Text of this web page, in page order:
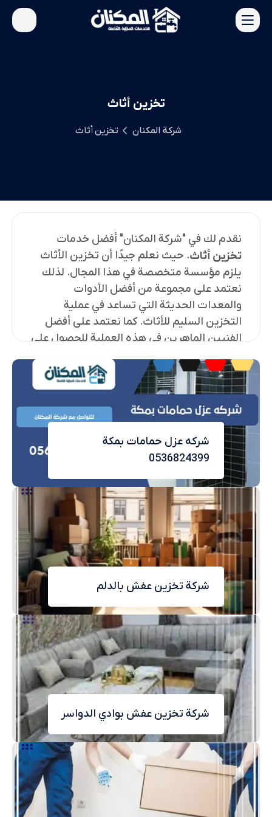
تخزين أثاث
شركة المكنان تخزين أثاث
نقدم لك في "شركة المكنان" أفضل خدمات
تخزين أثاث. حيث نعلم جيدًا أن تخزين الأثاث
يلزم مؤسسة متخصصة في هذا المجال. لذلك
نعتمد على مجموعة من أفضل الأدوات
والمعدات الحديثة التي تساعد في عملية
التخزين السليم للأثاث. كما نعتمد على أفضل
الفنيين الماهرين في هذه العملية للحصول على
رقمنا الأتي 0565367265 للحصول على أفضل
خدمات بأعلى جودة.
تخزين أثاث بالمملكة
نعتبر في "شركة المكنان" الأفضل في المتخصصة
في مجال تخزين الأثاث بالمملكة العربية
السعودية. حيث نقدم خدمات تخزين الأثاث
الموثوقة والموجهة نحو تلبية احتياجاتك بشكل
مثالي. كما نوفر بتوفير بيئة تخزين آمنة ومؤمنة
للأثاث الخاص بنا التي تتضمن خدماتنا التخزين
في مستودعات مجهزة بأحدث التقنيات الأمنية،
بما في ذلك أنظمة مراقبة الدخول والخروج،
وأنظمة إنذار الحريق والسرقة. كما نحرص على
توفير بيئة نظيفة ومرتبة للحفاظ على جودة
الأثاث. بفضل فريقنا المحترف والمدرب تدريبًا
عالي نقوم بتنظيم عمليات التخزين بشكل فعال
وفقًا لمعايير الجودة العالية. حيث نهتم بتلبية
احتياجاتك بدقة، سواء كان ذلك في الاستلام،
التخزين، أو التسليم. باختيارك كشريك لتخزين
الأثاث يمكنك الاطمئنان إلى أن ممتلكاتهم في
أيد أمينة وتحت رعاية مستمرة. إن رضاك هو
هدفنا الرئيسي، ونسعى دائمًا لتقديم أفضل
الخدمات بأسعار تنافسية.
مستودعات تخزين اثاث
نحن واحدة من أفضل مؤسسات تخزين الأثاث،
ونقدم مستودعات خدمات تخزين عالية الجودة
تلبي احتياجاتك بشكل مثالي. لذا تابع التالي
لمعرفة أهم مميزات مستودعات تخزين الأثاث
شركه عزل حمامات بمكة
0536824399
شركة تخزين عفش بالدلم
شركة تخزين عفش بوادي الدواسر